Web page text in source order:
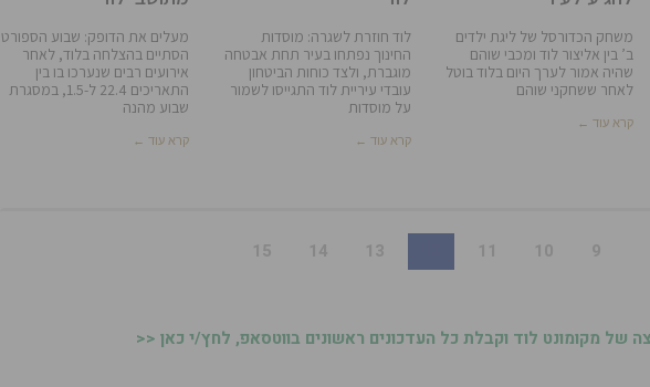
משחק הכדורסל של ליגת ילדים
ב’ בין אליצור לוד ומכבי שוהם
שהיה אמור לערך היום בלוד בוטל
לאחר ששחקני שוהם
קרא עוד ←
לוד חוזרת לשגרה: מוסדות
החינוך נפתחו בעיר תחת אבטחה
מוגברת, ולצד כוחות הביטחון
עובדי עיריית לוד התגייסו לשמור
על מוסדות
קרא עוד ←
מעלים את הדופק: שבוע הספורט
הסתיים בהצלחה בלוד, לאחר
אירועים רבים שנערכו בו בין
התאריכים 22.4 ל-1.5, במסגרת
שבוע מהנה
קרא עוד ←
9
10
11
13
14
15
של מקומונט לוד וקבלת כל העדכונים ראשונים בווטסאפ, לחץ/י כאן <<